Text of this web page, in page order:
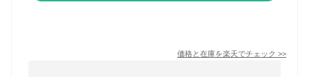
価格と在庫を楽天でチェック >>